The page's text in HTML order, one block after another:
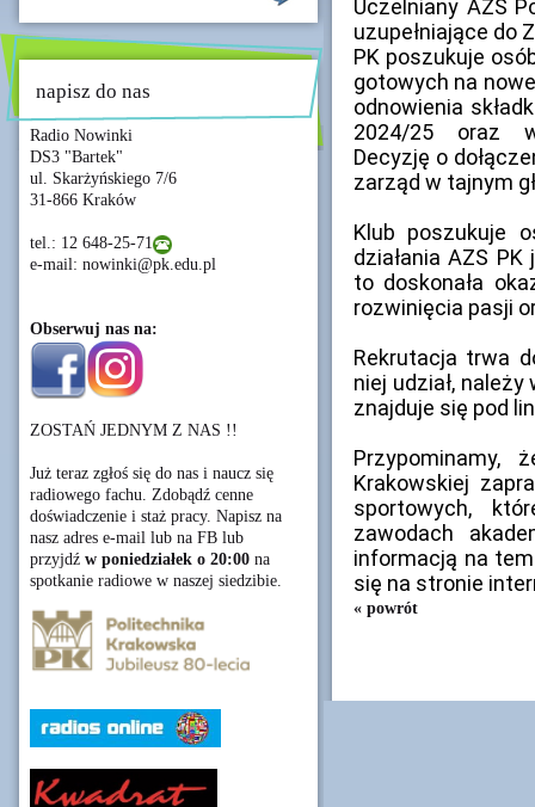
napisz do nas
Radio Nowinki
DS3 "Bartek"
ul. Skarżyńskiego 7/6
31-866 Kraków
tel.: 12 648-25-71
e-mail: nowinki@pk.edu.pl
Obserwuj nas na:
ZOSTAŃ JEDNYM Z NAS !!
Już teraz zgłoś się do nas i naucz się
radiowego fachu. Zdobądź cenne
doświadczenie i staż pracy. Napisz na
nasz adres e-mail lub na FB lub
przyjdź w poniedziałek o 20:00 na
spotkanie radiowe w naszej siedzibie.
Uczelniany AZS
uzupełniające do
PK poszukuje
gotowych na
odnowienia
2024/25 oraz
Decyzję o
zarząd w tajnym
Klub poszukuje
działania AZS
to doskonała
rozwinięcia pasji
Rekrutacja trwa
niej udział,
znajduje się pod
Przypominamy,
Krakowskiej
sportowych,
zawodach
informacją na
się na stronie
« powrót